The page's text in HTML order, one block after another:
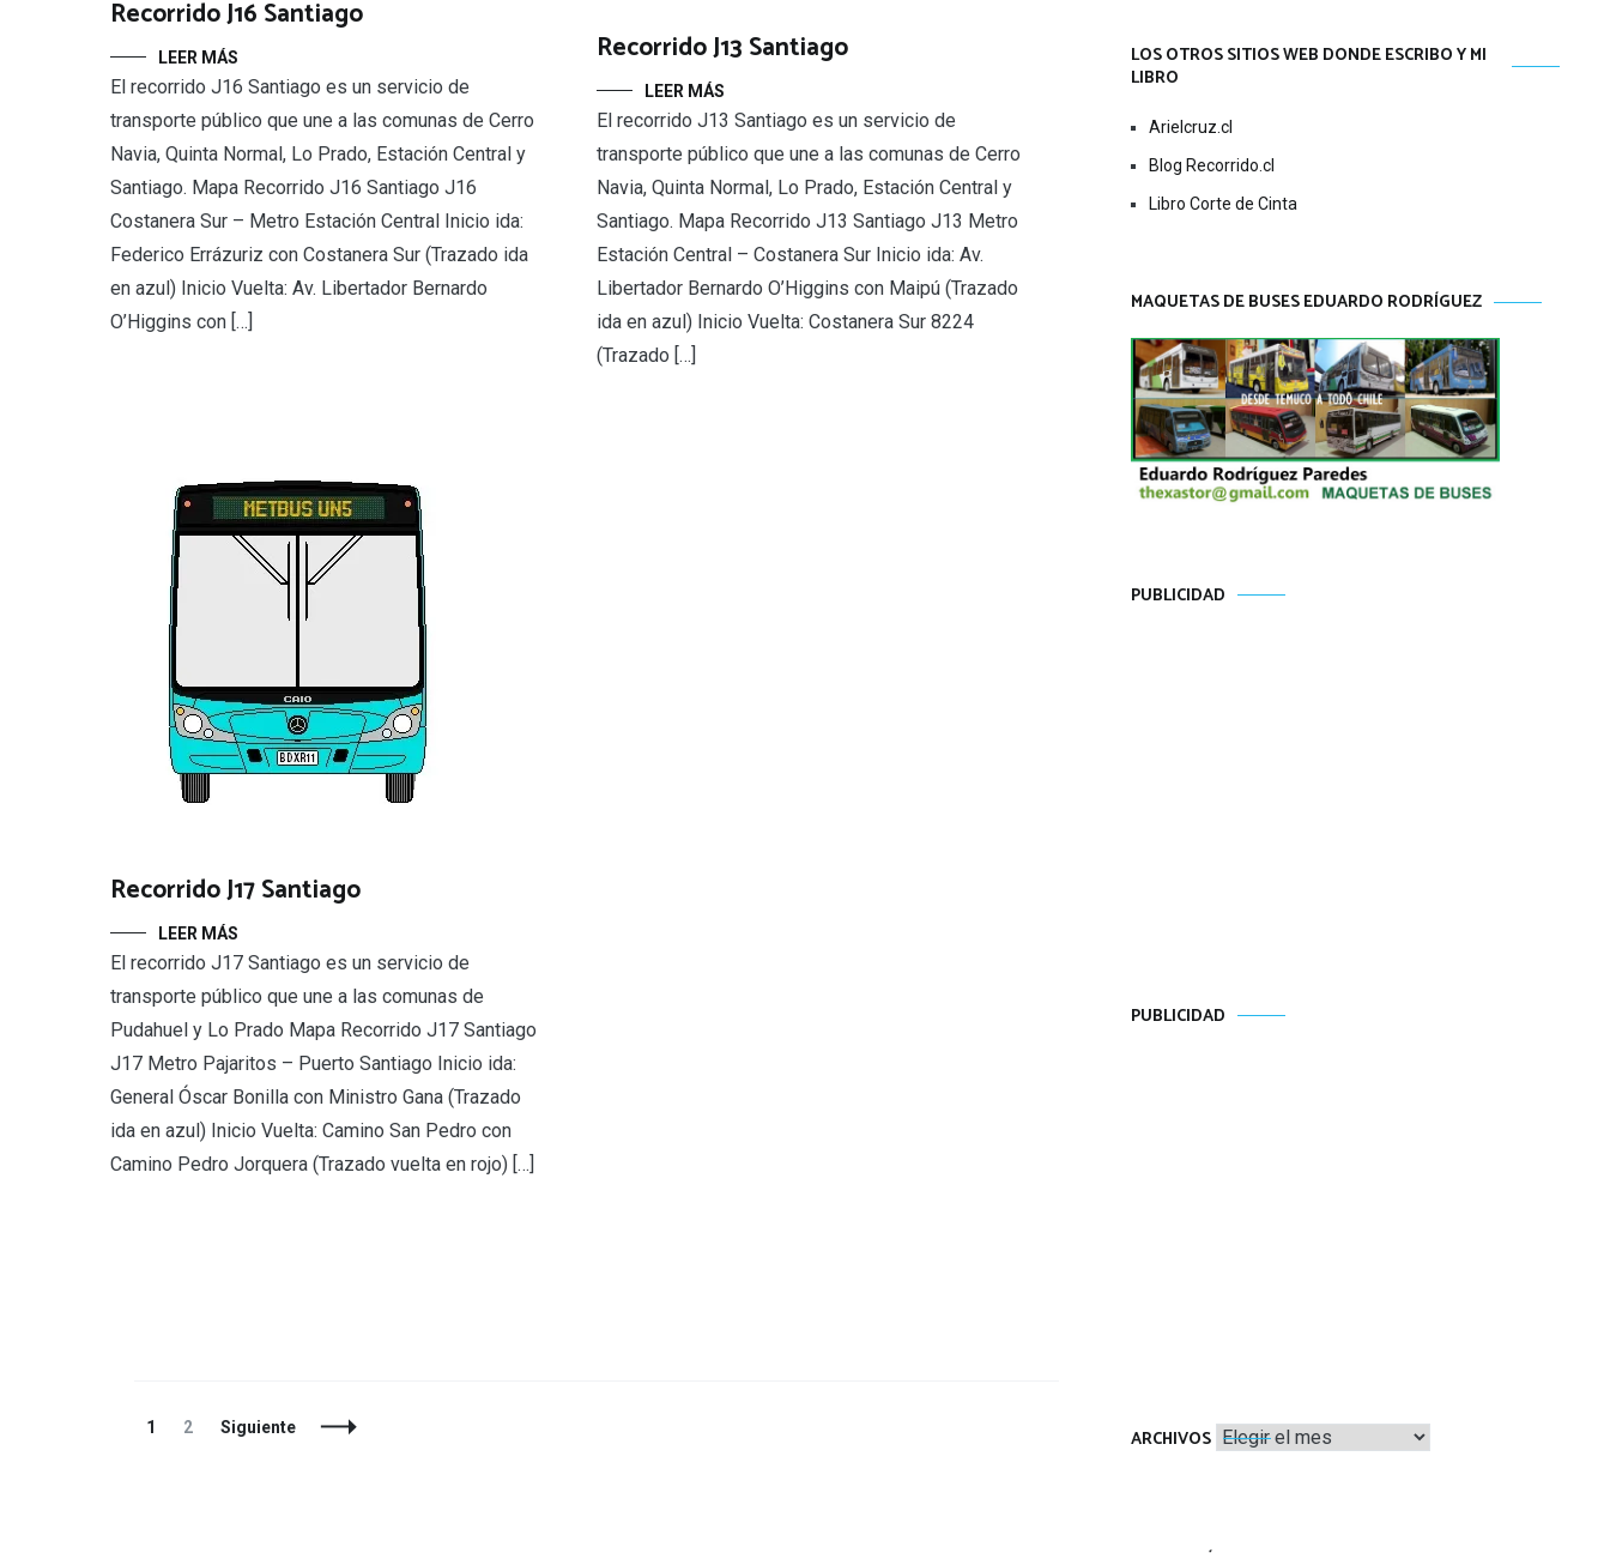
Recorrido J16 Santiago
LEER MÁS
El recorrido J16 Santiago es un servicio de
transporte público que une a las comunas de Cerro
Navia, Quinta Normal, Lo Prado, Estación Central y
Santiago. Mapa Recorrido J16 Santiago J16
Costanera Sur – Metro Estación Central Inicio ida:
Federico Errázuriz con Costanera Sur (Trazado ida
en azul) Inicio Vuelta: Av. Libertador Bernardo
O’Higgins con […]
Recorrido J13 Santiago
LEER MÁS
El recorrido J13 Santiago es un servicio de
transporte público que une a las comunas de Cerro
Navia, Quinta Normal, Lo Prado, Estación Central y
Santiago. Mapa Recorrido J13 Santiago J13 Metro
Estación Central – Costanera Sur Inicio ida: Av.
Libertador Bernardo O’Higgins con Maipú (Trazado
ida en azul) Inicio Vuelta: Costanera Sur 8224
(Trazado […]
Recorrido J17 Santiago
LEER MÁS
El recorrido J17 Santiago es un servicio de
transporte público que une a las comunas de
Pudahuel y Lo Prado Mapa Recorrido J17 Santiago
J17 Metro Pajaritos – Puerto Santiago Inicio ida:
General Óscar Bonilla con Ministro Gana (Trazado
ida en azul) Inicio Vuelta: Camino San Pedro con
Camino Pedro Jorquera (Trazado vuelta en rojo) […]
Navegación
Página
1 Página
2 Siguiente
LOS OTROS SITIOS WEB DONDE ESCRIBO Y MI
LIBRO
Arielcruz.cl
Blog Recorrido.cl
Libro Corte de Cinta
MAQUETAS DE BUSES EDUARDO RODRÍGUEZ
PUBLICIDAD
PUBLICIDAD
ARCHIVOS Archivos